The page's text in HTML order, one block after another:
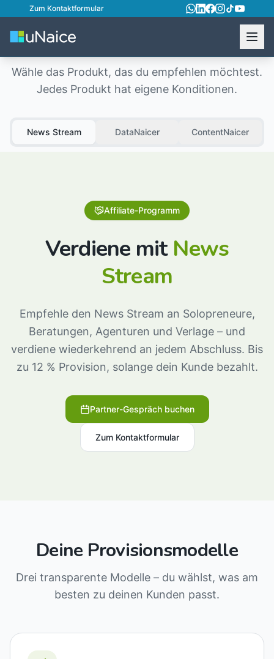
Zum Kontaktformular
Affiliate-Programm
Wähle das Produkt, das du empfehlen möchtest.
Jedes Produkt hat eigene Konditionen.
News Stream DataNaicer ContentNaicer
Affiliate-Programm
Verdiene mit News
Stream
Empfehle den News Stream an Solopreneure,
Beratungen, Agenturen und Verlage – und
verdiene wiederkehrend an jedem Abschluss. Bis
zu 12 % Provision, solange dein Kunde bezahlt.
Partner-Gespräch buchen
Zum Kontaktformular
Deine Provisionsmodelle
Drei transparente Modelle – du wählst, was am
besten zu deinen Kunden passt.